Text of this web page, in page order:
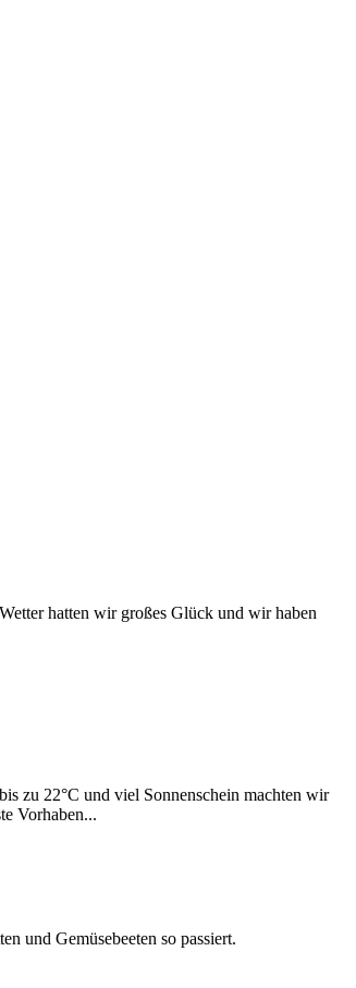
hatten wir großes Glück und wir haben
zu 22°C und viel Sonnenschein machten wir
Vorhaben...
und Gemüsebeeten so passiert.